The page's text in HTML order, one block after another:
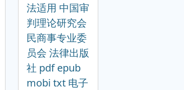
法适用 中国审
判理论研究会
民商事专业委
员会 法律出版
社 pdf epub
mobi txt 电子